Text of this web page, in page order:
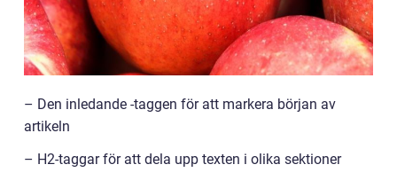
– Den inledande -taggen för att markera början av
artikeln
– H2-taggar för att dela upp texten i olika sektioner